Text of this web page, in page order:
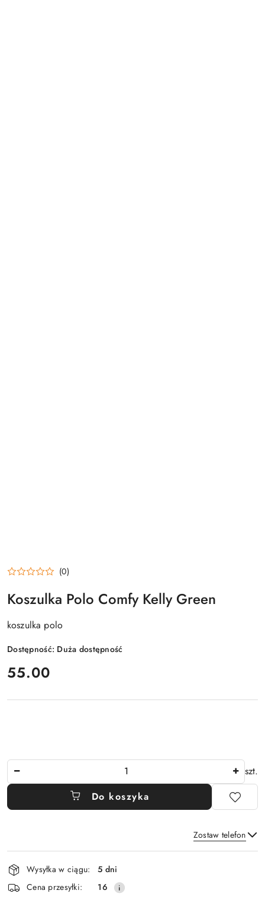
(0)
Koszulka Polo Comfy Kelly Green
koszulka polo
Dostępność: Duża dostępność
cena:
55.00
szt.
Do koszyka
Zostaw telefon
Wyślij
Dostępność
i
dostawa
Wysyłka w ciągu:
5 dni
Cena przesyłki:
16